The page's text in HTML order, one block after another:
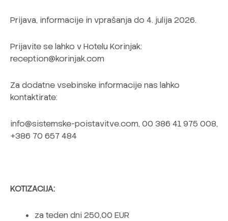
Prijava, informacije in vprašanja do 4. julija 2026.
Prijavite se lahko v Hotelu Korinjak:
reception@korinjak.com
Za dodatne vsebinske informacije nas lahko
kontaktirate:
info@sistemske-poistavitve.com, 00 386 41 975 008,
+386 70 657 484
KOTIZACIJA:
za teden dni 250,00 EUR